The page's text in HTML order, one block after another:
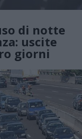
di notte
uscite
giorni